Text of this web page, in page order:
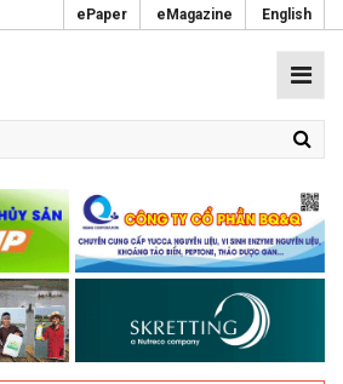
ePaper eMagazine English